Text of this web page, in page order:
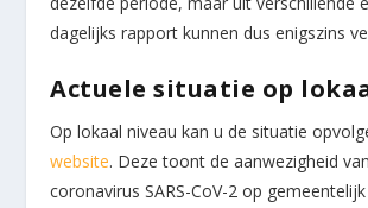
dagelijks rapport kunnen dus enigszins
Actuele situatie op
Op lokaal niveau kan u de situatie
website. Deze toont de aanwezigheid
coronavirus SARS-CoV-2 op